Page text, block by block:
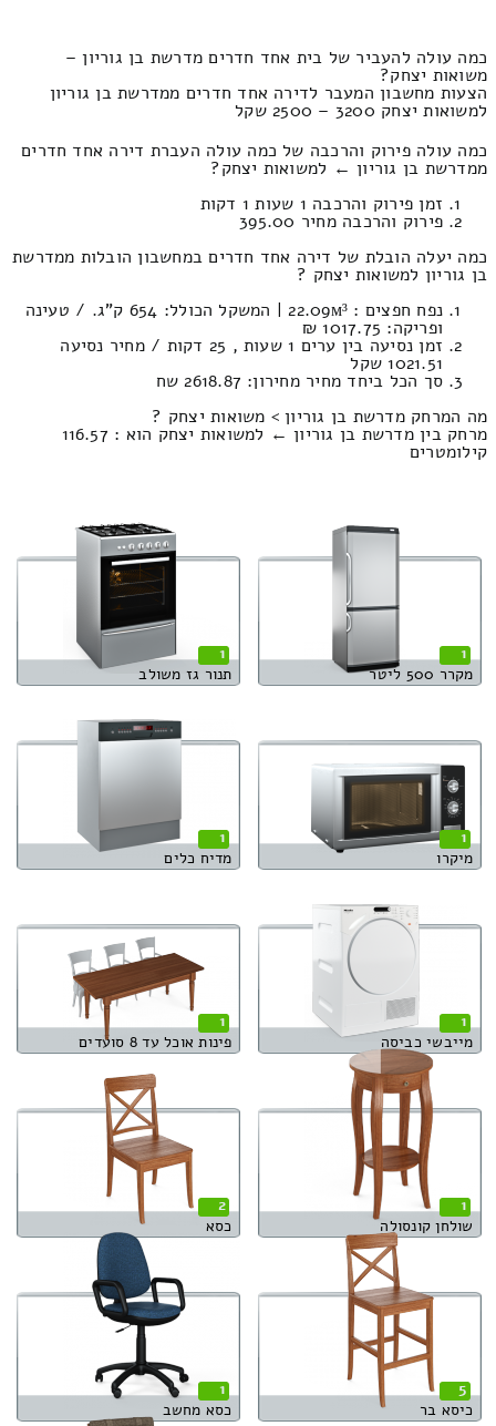
כמה עולה להעביר של בית אחד חדרים מדרשת בן גוריון –
משואות יצחק?
הצעות מחשבון המעבר לדירה אחד חדרים ממדרשת בן גוריון
למשואות יצחק 3200 – 2500 שקל
כמה עולה פירוק והרכבה של כמה עולה העברת דירה אחד חדרים
ממדרשת בן גוריון ← למשואות יצחק?
זמן פירוק והרכבה 1 שעות 1 דקות
פירוק והרכבה מחיר 395.00
כמה יעלה הובלת של דירה אחד חדרים במחשבון הובלות ממדרשת
בן גוריון למשואות יצחק ?
נפח חפצים : 22.09м³ | המשקל הכולל: 654 ק”ג. / טעינה
ופריקה: 1017.75 ₪
זמן נסיעה בין ערים 1 שעות , 25 דקות / מחיר נסיעה
1021.51 שקל
סך הכל ביחד מחיר מחירון: 2618.87 שח
מה המרחק מדרשת בן גוריון > משואות יצחק ?
מרחק בין מדרשת בן גוריון ← למשואות יצחק הוא : 116.57
קילומטרים
1
מקרר 500 ליטר
1
תנור גז משולב
1
מיקרו
1
מדיח כלים
1
מייבשי כביסה
1
פינות אוכל עד 8 סועדים
1
שולחן קונסולה
2
כסא
5
כיסא בר
1
כסא מחשב